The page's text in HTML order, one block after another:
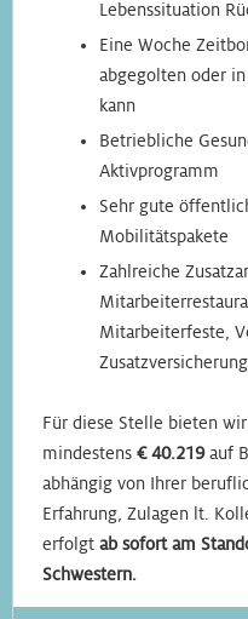
Lebenssituation
Eine Woche
abgegolten oder
kann
Betriebliche
Aktivprogramm
Sehr gute
Mobilitätspakete
Zahlreiche
Mitarbeiterfeste,
Zusatzversicherung
Für diese Stelle bieten
mindestens € 40.219auf
abhängig von Ihrer
Erfahrung, Zulagen lt.
erfolgt ab sofort am
Schwestern.